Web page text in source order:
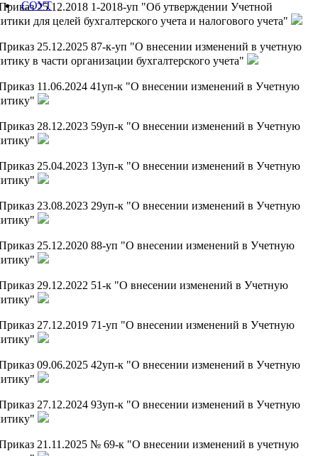
СОУТ25.12.2018 1-2018-уп "Об утверждении Учетной
для целей бухгалтерского учета и налогового учета"
25.12.2025 87-к-уп "О внесении изменений в учетную
в части организации бухгалтерского учета"
11.06.2024 41уп-к "О внесении изменений в Учетную
28.12.2023 59уп-к "О внесении изменений в Учетную
25.04.2023 13уп-к "О внесении изменений в Учетную
23.08.2023 29уп-к "О внесении изменений в Учетную
25.12.2020 88-уп "О внесении изменений в Учетную
29.12.2022 51-к "О внесении изменений в Учетную
27.12.2019 71-уп "О внесении изменений в Учетную
09.06.2025 42уп-к "О внесении изменений в Учетную
27.12.2024 93уп-к "О внесении изменений в Учетную
21.11.2025 № 69-к "О внесении изменений в учетную